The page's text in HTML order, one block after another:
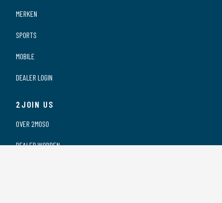
MERKEN
SPORTS
MOBILE
DEALER LOGIN
2JOIN US
OVER 2MOSO
DEALER WORDEN